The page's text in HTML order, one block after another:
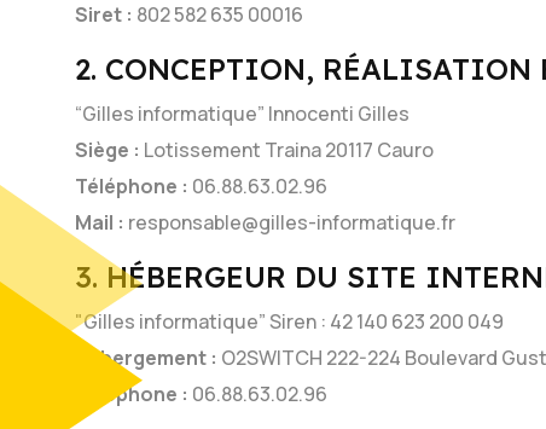
Siret : 802 582 635 00016
2. CONCEPTION, RÉALISATION
“Gilles informatique” Innocenti Gilles
Siège : Lotissement Traina 20117 Cauro
Téléphone : 06.88.63.02.96
Mail : responsable@gilles-informatique.fr
3. HÉBERGEUR DU SITE
"Gilles informatique” Siren : 42 140 623 200 049
Hébergement : O2SWITCH 222-224 Boulevard
Téléphone : 06.88.63.02.96